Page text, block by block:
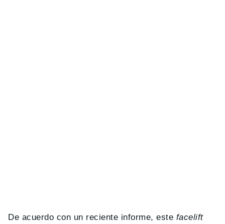
De acuerdo con un reciente informe, este facelift